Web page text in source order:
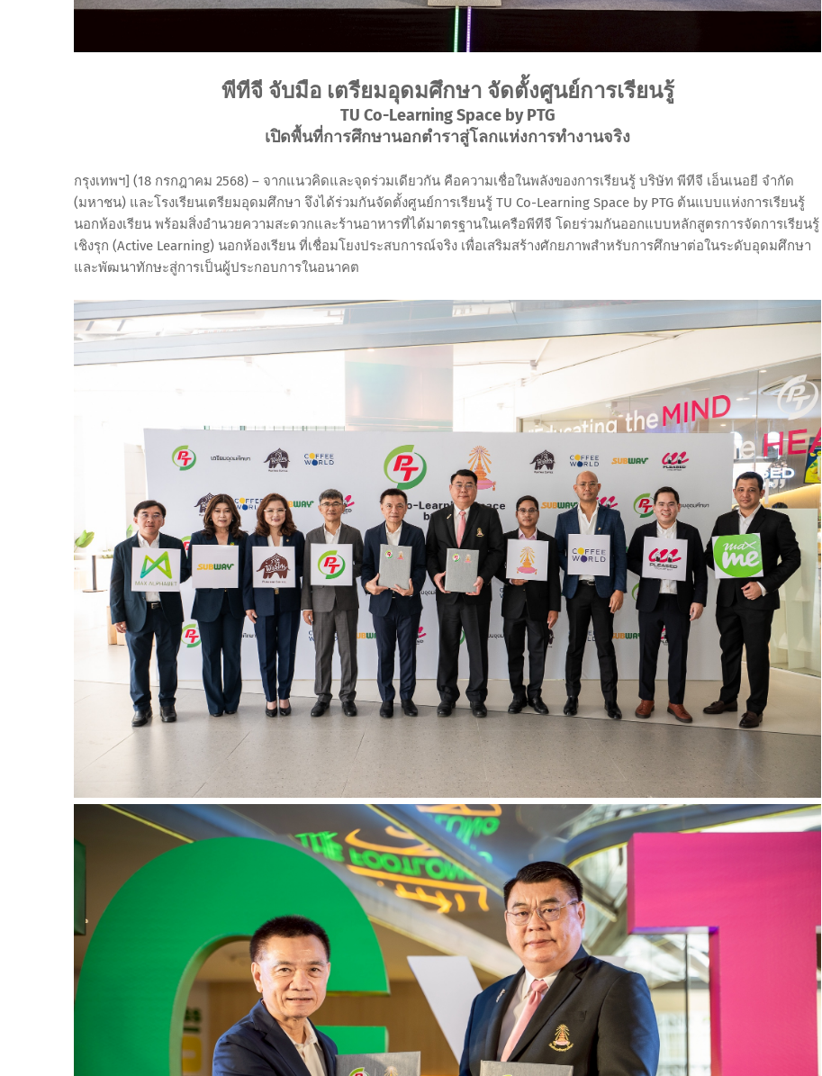
พีทีจี จับมือ เตรียมอุดมศึกษา จัดตั้งศูนย์การเรียนรู้
TU Co-Learning Space by PTG
เปิดพื้นที่การศึกษานอกตำราสู่โลกแห่งการทำงานจริง
กรุงเทพฯ] (18 กรกฎาคม 2568) – จากแนวคิดและจุดร่วมเดียวกัน คือความเชื่อในพลังของการเรียนรู้ บริษัท พีทีจี เอ็นเนอยี จำกัด
(มหาชน) และโรงเรียนเตรียมอุดมศึกษา จึงได้ร่วมกันจัดตั้งศูนย์การเรียนรู้ TU Co-Learning Space by PTG ต้นแบบแห่งการเรียนรู้
นอกห้องเรียน พร้อมสิ่งอำนวยความสะดวกและร้านอาหารที่ได้มาตรฐานในเครือพีทีจี โดยร่วมกันออกแบบหลักสูตรการจัดการเรียนรู้
เชิงรุก (Active Learning) นอกห้องเรียน ที่เชื่อมโยงประสบการณ์จริง เพื่อเสริมสร้างศักยภาพสำหรับการศึกษาต่อในระดับอุดมศึกษา
และพัฒนาทักษะสู่การเป็นผู้ประกอบการในอนาคต